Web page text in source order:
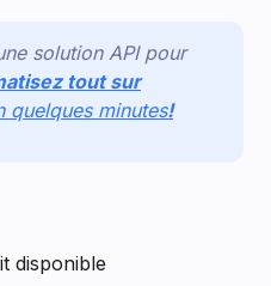
solution API pour
tout sur
quelques minutes!
disponible